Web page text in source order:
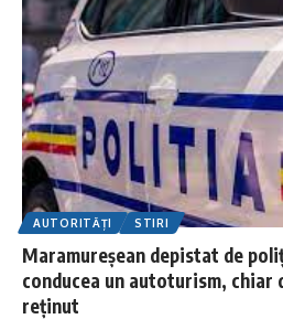
AUTORITĂȚI STIRI
Maramureșean depistat de
conducea un autoturism, chiar
reținut